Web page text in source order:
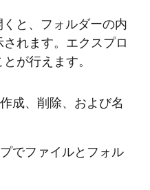
と、フォルダーの内
れます。エクスプロ
が行えます。
成、削除、および名
でファイルとフォル